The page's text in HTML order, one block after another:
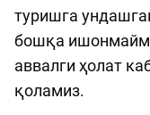
туришга
бошқа
аввалги ҳолат
қоламиз.